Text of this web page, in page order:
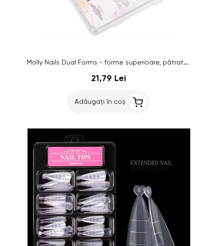
Molly Nails Dual Forms - forme superioare, pătrate PH-68, 220 buc
21,79 Lei
Adăugați în coș